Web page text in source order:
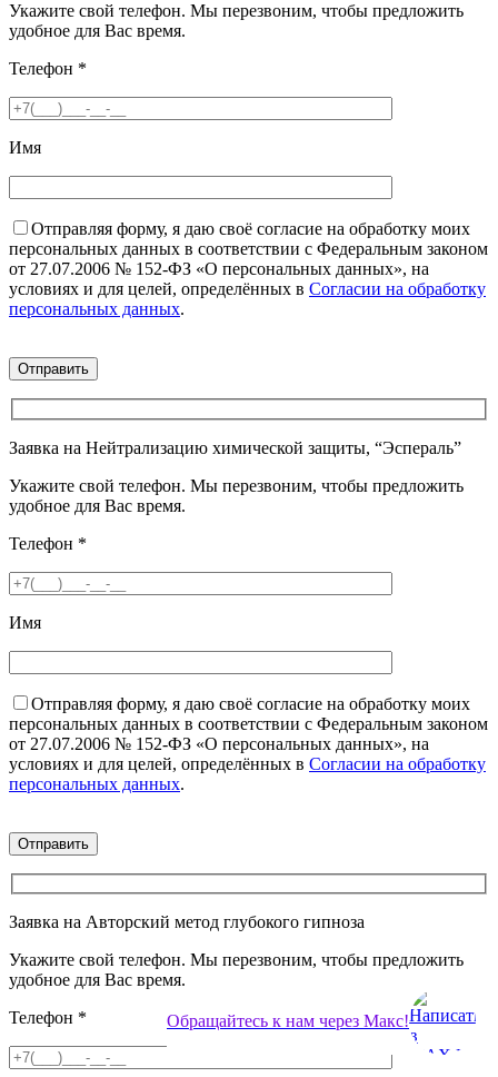
Укажите свой телефон. Мы перезвоним, чтобы предложить
удобное для Вас время.
Телефон *
Имя
Отправляя форму, я даю своё согласие на обработку моих
персональных данных в соответствии с Федеральным законом
от 27.07.2006 № 152-ФЗ «О персональных данных», на
условиях и для целей, определённых в Согласии на обработку
персональных данных.
Заявка на Нейтрализацию химической защиты, “Эспераль”
Укажите свой телефон. Мы перезвоним, чтобы предложить
удобное для Вас время.
Телефон *
Имя
Отправляя форму, я даю своё согласие на обработку моих
персональных данных в соответствии с Федеральным законом
от 27.07.2006 № 152-ФЗ «О персональных данных», на
условиях и для целей, определённых в Согласии на обработку
персональных данных.
Заявка на Авторский метод глубокого гипноза
Укажите свой телефон. Мы перезвоним, чтобы предложить
удобное для Вас время.
Телефон * Обращайтесь к нам через Макс!